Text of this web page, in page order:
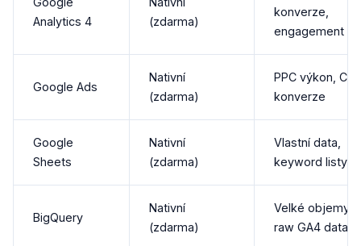
Analytics 4
(zdarma)
konverze,
engagement
Google Ads
Nativní
(zdarma)
PPC výkon,
konverze
Google
Sheets
Nativní
(zdarma)
Vlastní data,
keyword listy
BigQuery
Nativní
(zdarma)
Velké objemy
raw GA4 data